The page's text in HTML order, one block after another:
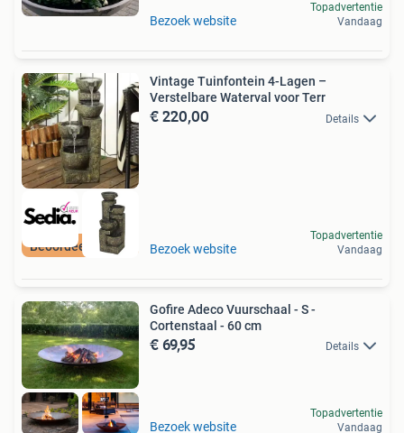
Bezoek website
Topadvertentie
Vandaag
Beoordeeld met 9+
Vintage Tuinfontein 4-Lagen –
Verstelbare Waterval voor Terr
€ 220,00 Details
Bezoek website
Topadvertentie
Vandaag
Gofire Adeco Vuurschaal - S -
Cortenstaal - 60 cm
€ 69,95 Details
Bezoek website
Topadvertentie
Vandaag